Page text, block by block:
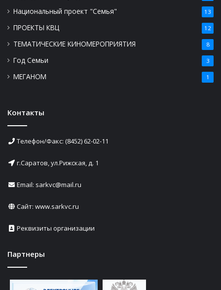
Национальный проект "Семья" 13
ПРОЕКТЫ КВЦ 12
ТЕМАТИЧЕСКИЕ КИНОМЕРОПРИЯТИЯ 8
Год Семьи 3
МЕГАНОМ 1
Контакты
Телефон/Факс: (8452) 62-02-11
г.Саратов, ул.Рижская, д. 1
Email: sarkvc@mail.ru
Сайт: www.sarkvc.ru
Реквизиты организации
Партнеры